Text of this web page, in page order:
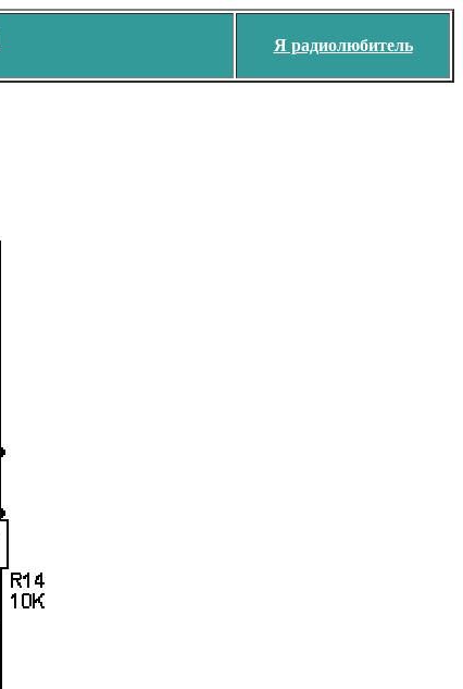
Я радиолюбитель